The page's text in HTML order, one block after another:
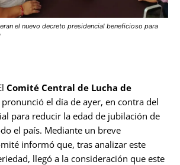
el nuevo decreto presidencial beneficioso para
Comité Central de Lucha de
pronunció el día de ayer, en contra del
para reducir la edad de jubilación de
el país. Mediante un breve
informó que, tras analizar este
llegó a la consideración que este